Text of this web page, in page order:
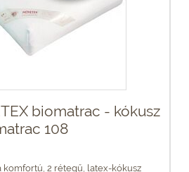
biomatrac - kókusz
108
komfortú, 2 rétegű, latex-kókusz